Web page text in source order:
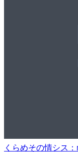
くらめその情シス